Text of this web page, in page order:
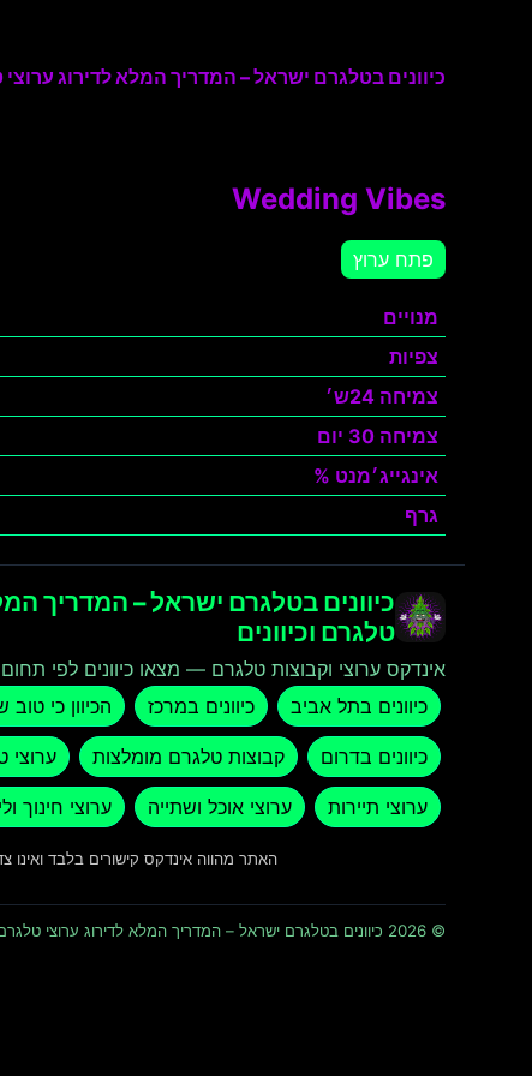
כיוונים בטלגרם ישראל – המדריך המלא לדירוג ערוצי
Wedding Vibes
פתח ערוץ
מנויים
צפיות
צמיחה 24ש׳
צמיחה 30 יום
אינגייג׳מנט %
גרף
כיוונים בטלגרם ישראל – המדריך
טלגרם וכיוונים
אינדקס ערוצי וקבוצות טלגרם — מצאו כיוונים לפי תחום
כיוונים בתל אביב
כיוונים במרכז הכיוון כי טוב
כיוונים בדרום קבוצות טלגרם מומלצות ערוצי
ערוצי תיירות ערוצי אוכל ושתייה ערוצי חינוך
האתר מהווה אינדקס קישורים בלבד
© 2026 כיוונים בטלגרם ישראל – המדריך המלא לדירוג ערוצי טלגרם וכיוונים · כל הזכויות שמורות ומוגנות